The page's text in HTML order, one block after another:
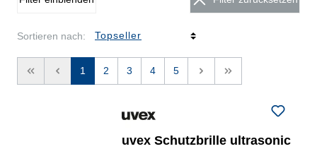
Sortieren nach:
<< < 1 2 3 4 5 > >>
uvex Schutzbrille ultrasonic